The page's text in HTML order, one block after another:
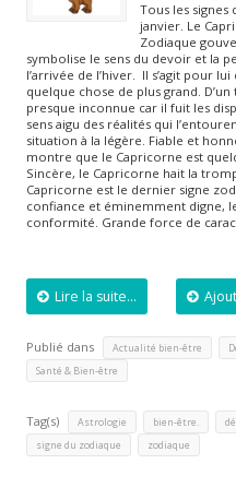
Tous les signes
janvier. Le
Zodiaque
symbolise le sens du devoir et la
l’arrivée de l’hiver. Il s’agit pour
quelque chose de plus grand.
presque inconnue car il fuit les
sens aigu des réalités qui
situation à la légère. Fiable et
montre que le Capricorne est
Sincère, le Capricorne hait la
Capricorne est le dernier signe
confiance et éminemment digne,
conformité. Grande force de
Lire la suite...
Publié dans Actualité bien-être
Santé & Bien-être
Tag(s) Astrologie bien-être.
signe du zodiaque zodiaque